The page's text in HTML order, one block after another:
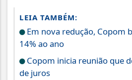
LEIA TAMBÉM:
Em nova redução, Copom
14% ao ano
Copom inicia reunião que
de juros